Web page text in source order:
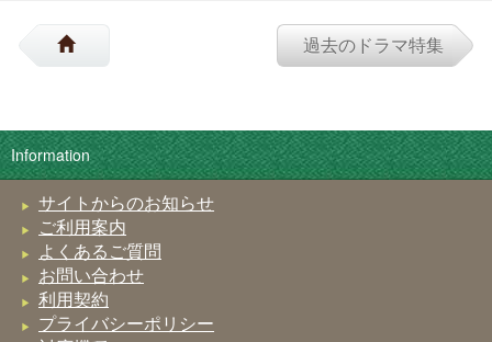
過去のドラマ特集
Information
サイトからのお知らせ
ご利用案内
よくあるご質問
お問い合わせ
利用契約
プライバシーポリシー